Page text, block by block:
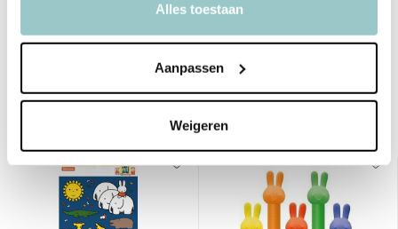
Alles toestaan
Aanpassen
Weigeren
Materiaal PVC
Bekijk ook deze must-haves